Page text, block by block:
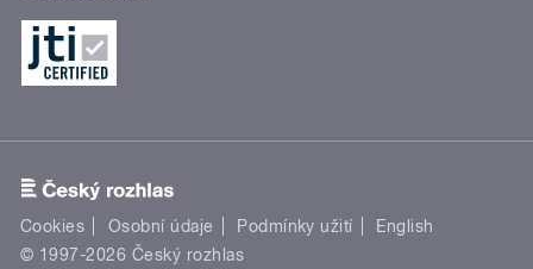
Cookies Osobní údaje Podmínky užití
English
© 1997-2026 Český rozhlas